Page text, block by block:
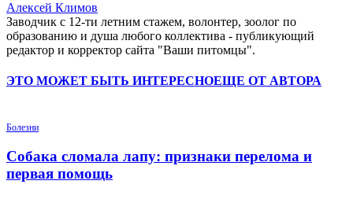
Алексей Климов
Заводчик c 12-ти летним стажем, волонтер, зоолог по
образованию и душа любого коллектива - публикующий
редактор и корректор сайта "Ваши питомцы".
ЭТО МОЖЕТ БЫТЬ ИНТЕРЕСНОЕЩЕ ОТ АВТОРА
Болезни
Собака сломала лапу: признаки перелома и
первая помощь